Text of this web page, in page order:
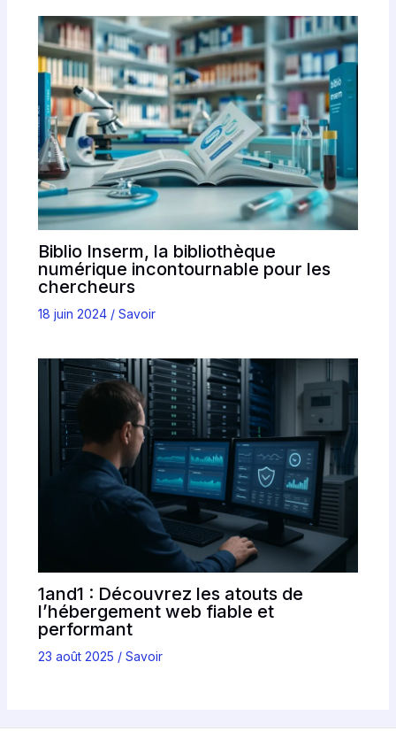
Biblio Inserm, la bibliothèque
numérique incontournable pour les
chercheurs
18 juin 2024 / Savoir
1and1 : Découvrez les atouts de
l’hébergement web fiable et
performant
23 août 2025 / Savoir